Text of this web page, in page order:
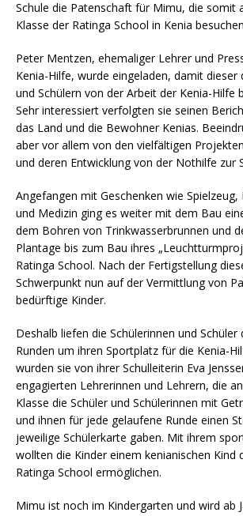
Schule die Patenschaft für Mimu, die somit
Klasse der Ratinga School in Kenia
Peter Mentzen, ehemaliger Lehrer und
Kenia-Hilfe, wurde eingeladen, damit dieser
und Schülern von der Arbeit der Kenia-Hilfe
Sehr interessiert verfolgten sie seinen
das Land und die Bewohner Kenias.
aber vor allem von den vielfältigen
und deren Entwicklung von der Nothilfe zur
Angefangen mit Geschenken wie Spielzeug,
und Medizin ging es weiter mit dem Bau
dem Bohren von Trinkwasserbrunnen und
Plantage bis zum Bau ihres
Ratinga School. Nach der Fertigstellung
Schwerpunkt nun auf der Vermittlung von
bedürftige Kinder.
Deshalb liefen die Schülerinnen und Schüler
Runden um ihren Sportplatz für die Kenia-
wurden sie von ihrer Schulleiterin Eva
engagierten Lehrerinnen und Lehrern, die
Klasse die Schüler und Schülerinnen mit
und ihnen für jede gelaufene Runde einen
jeweilige Schülerkarte gaben. Mit ihrem
wollten die Kinder einem kenianischen Kind
Ratinga School ermöglichen.
Mimu ist noch im Kindergarten und wird ab